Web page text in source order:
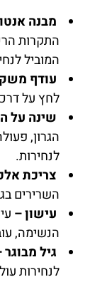
מבנה
התקרות
המוביל
עודף
לחץ על
שינה על
הגרון,
לנחירות.
צריכת
השרירים
עישון –
הנשימה,
גיל מבוגר
לנחירות